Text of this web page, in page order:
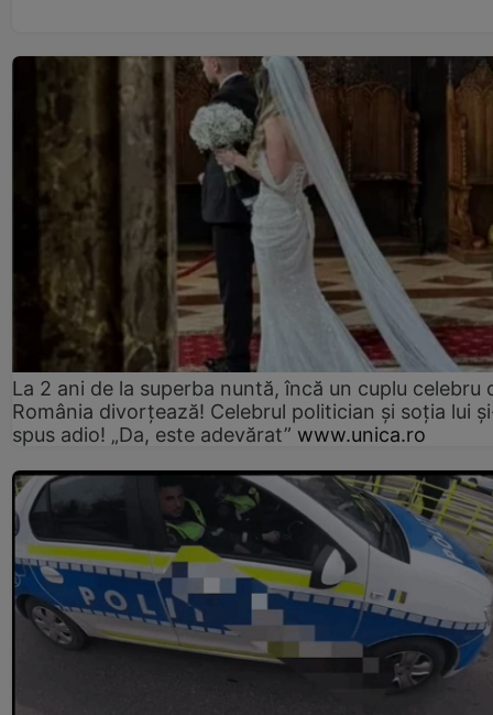
La 2 ani de la superba nuntă, încă un cuplu celebru
România divorțează! Celebrul politician și soția lui
spus adio! „Da, este adevărat” www.unica.ro